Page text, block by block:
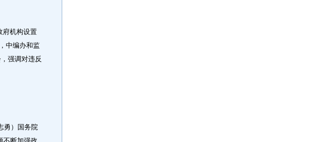
机构设置
中编办和监
强调对违反
勇）国务院